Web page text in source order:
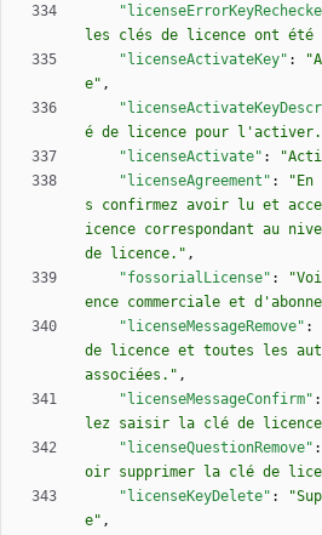
les clés de licence ont été
"licenseActivateKey" :
e" ,
é de licence pour
"licenseActivate" :
"licenseAgreement" :
s confirmez avoir lu et
icence correspondant au
de licence." ,
"fossorialLicense" :
ence commerciale et
"licenseMessageRemove" :
de licence et toutes les
associées." ,
"licenseMessageConfirm" :
lez saisir la clé de licence
"licenseQuestionRemove" :
oir supprimer la clé de
"licenseKeyDelete" :
e" ,